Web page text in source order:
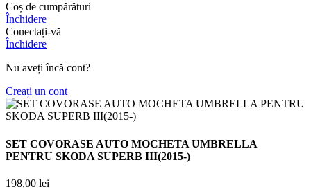
Coș de cumpărături
Închidere
Conectați-vă
Închidere
Nu aveți încă cont?
Creați un cont
SET COVORASE AUTO MOCHETA UMBRELLA
PENTRU SKODA SUPERB III(2015-)
198,00 lei